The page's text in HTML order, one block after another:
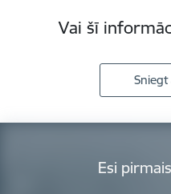
Vai šī
Esi